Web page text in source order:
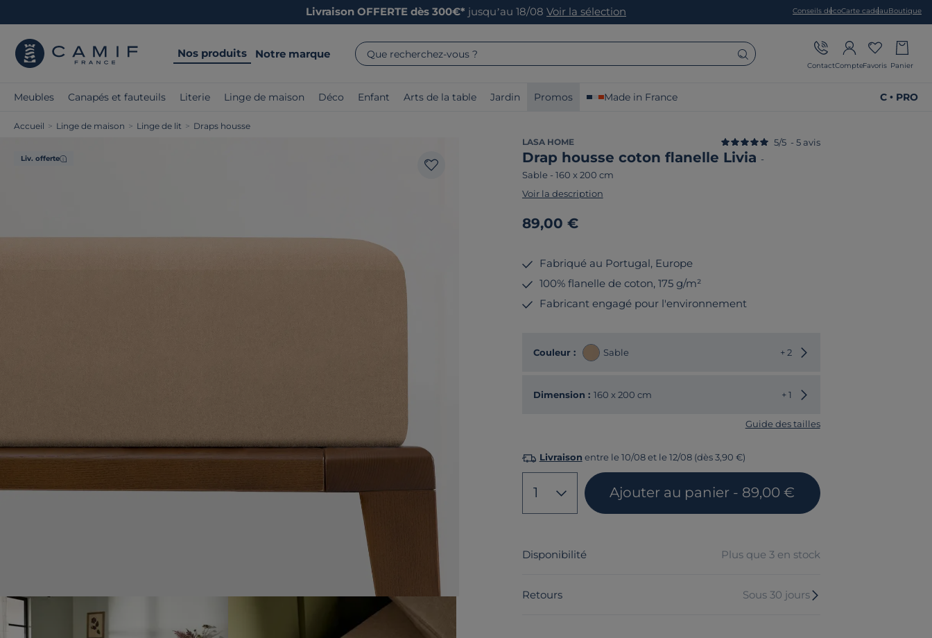
Livraison OFFERTE dès 300€* jusqu’au 18/08 Voir la sélection Conseils décoCarte cadeauBoutique
Nos produits Notre marque Que recherchez-vous ?
ContactCompteFavoris Panier
Meubles Canapés et fauteuils Literie Linge de maison Déco Enfant Arts de la table Jardin Promos Made in France C • PRO
Accueil > Linge de maison > Linge de lit > Draps housse
Liv. offerte
LASA HOME
Drap housse coton flanelle Livia -
Sable - 160 x 200 cm
5/5 - 5 avis
Voir la description
89,00 €
Fabriqué au Portugal, Europe
100% flanelle de coton, 175 g/m²
Fabricant engagé pour l'environnement
Couleur : Sable + 2 Choisir une autre couleur
Dimension : 160 x 200 cm + 1 Choisir une autre dimension
Guide des tailles
Livraison entre le 10/08 et le 12/08 (dès 3,90 €)
1 Ajouter au panier - 89,00 €
Disponibilité Plus que 3 en stock
Retours Sous 30 jours